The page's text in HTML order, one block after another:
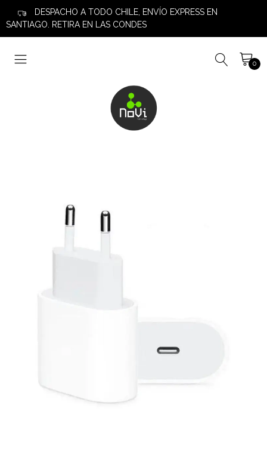
DESPACHO A TODO CHILE, ENVÍO EXPRESS EN
SANTIAGO. RETIRA EN LAS CONDES
0